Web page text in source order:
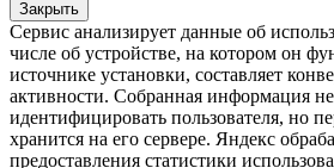
Закрыть
Сервис анализирует данные об
числе об устройстве, на котором он
источнике установки, составляет
активности. Собранная информация
идентифицировать пользователя, но
хранится на его сервере. Яндекс
предоставления статистики